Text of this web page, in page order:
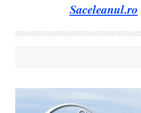
Saceleanul.ro